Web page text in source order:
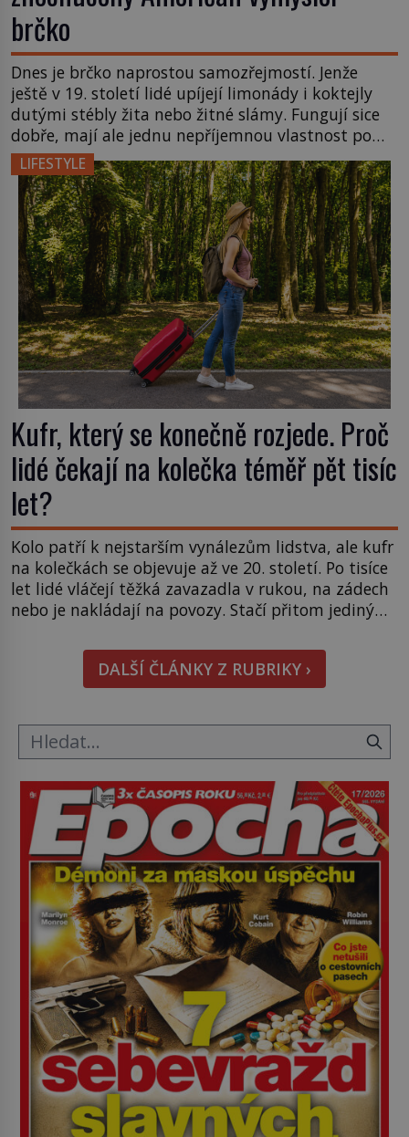
brčko
Dnes je brčko naprostou samozřejmostí. Jenže
ještě v 19. století lidé upíjejí limonády i koktejly
dutými stébly žita nebo žitné slámy. Fungují sice
dobře, mají ale jednu nepříjemnou vlastnost po
chvíli se rozmáčejí a nápoji dodávají travnatou
příchuť. Právě tahle drobná nepříjemnost přivede
amerického výrobce cigaretových náustků k
nápadu, který změní způsob pití po celém […]
LIFESTYLE
Kufr, který se konečně rozjede. Proč
lidé čekají na kolečka téměř pět tisíc
let?
Kolo patří k nejstarším vynálezům lidstva, ale kufr
na kolečkách se objevuje až ve 20. století. Po tisíce
let lidé vláčejí těžká zavazadla v rukou, na zádech
nebo je nakládají na povozy. Stačí přitom jediný
nikdo dlouho nedostane. Až jednou se na letišti
ozve věta, která změní […]
DALŠÍ ČLÁNKY Z RUBRIKY ›